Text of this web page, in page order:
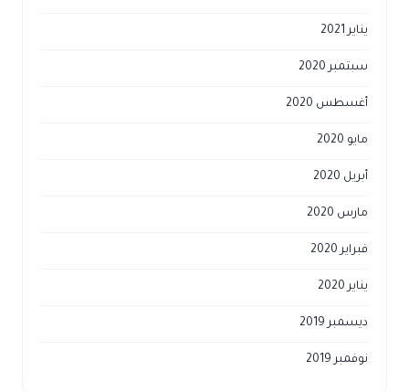
يناير 2021
سبتمبر 2020
أغسطس 2020
مايو 2020
أبريل 2020
مارس 2020
فبراير 2020
يناير 2020
ديسمبر 2019
نوفمبر 2019